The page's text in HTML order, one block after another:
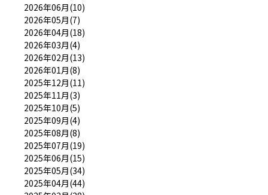
2026年06月(10)
2026年05月(7)
2026年04月(18)
2026年03月(4)
2026年02月(13)
2026年01月(8)
2025年12月(11)
2025年11月(3)
2025年10月(5)
2025年09月(4)
2025年08月(8)
2025年07月(19)
2025年06月(15)
2025年05月(34)
2025年04月(44)